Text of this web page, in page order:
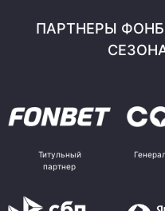
ПАРТНЕРЫ
Титульный
партнер